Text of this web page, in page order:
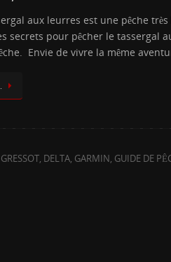
aux leurres est une pêche
secrets pour pêcher le tassergal
Envie de vivre la même
, DELTA, GARMIN, GUIDE DE